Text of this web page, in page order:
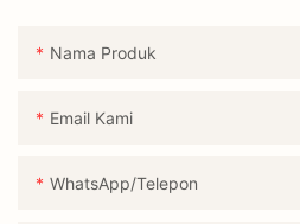
Nama Produk
Email Kami
WhatsApp/Telepon